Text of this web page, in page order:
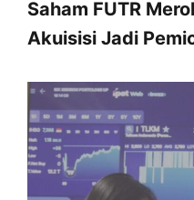
Saham FUTR
Akuisisi Jadi